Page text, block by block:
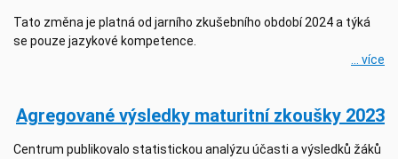
Tato změna je platná od jarního zkušebního období 2024 a týká
se pouze jazykové kompetence.
... více
Agregované výsledky maturitní zkoušky 2023
Centrum publikovalo statistickou analýzu účasti a výsledků žáků